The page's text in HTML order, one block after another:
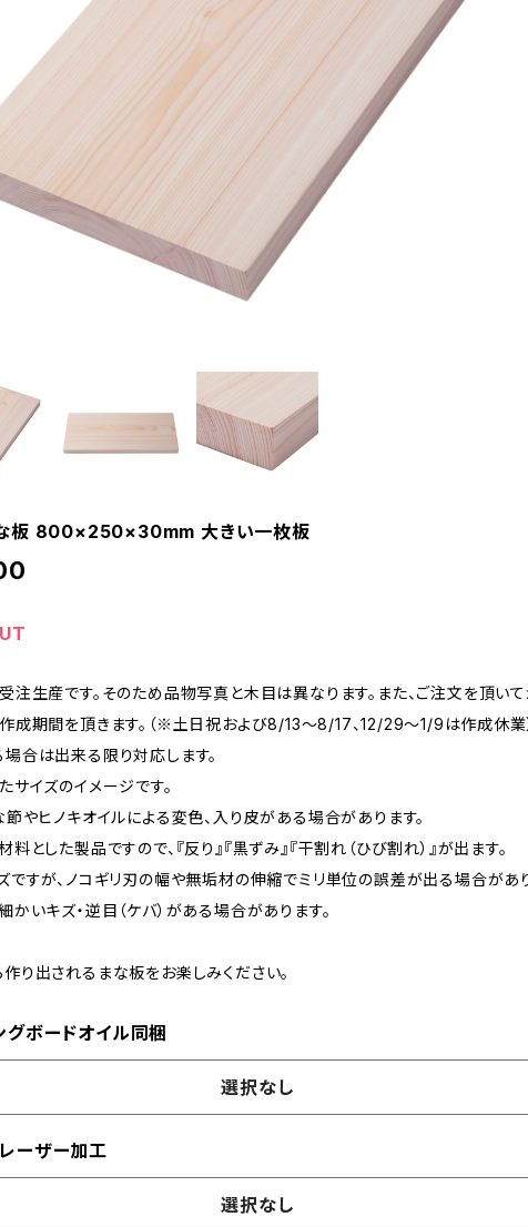
板 800×250×30mm 大きい一枚板
注生産です。そのため品物写真と木目は異なります。また、ご注文を頂いて
成期間を頂きます。（※土日祝および8/13～8/17、12/29～1/9は作成休業
合は出来る限り対応します。
サイズのイメージです。
節やヒノキオイルによる変色、入り皮がある場合があります。
料とした製品ですので、『反り』『黒ずみ』『干割れ（ひび割れ）』が出ます。
ですが、ノコギリ刃の幅や無垢材の伸縮でミリ単位の誤差が出る場合があり
かいキズ・逆目（ケバ）がある場合があります。
り出されるまな板をお楽しみください。
グボードオイル同梱
選択なし
ーザー加工
選択なし